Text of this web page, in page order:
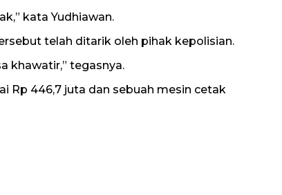
kata Yudhiawan.
telah ditarik oleh pihak kepolisian.
khawatir,” tegasnya.
Rp 446,7 juta dan sebuah mesin cetak